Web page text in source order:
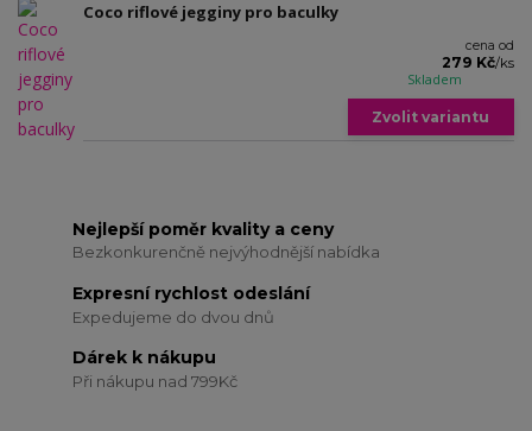
Coco riflové jegginy pro baculky
cena od
279 Kč/ks
Skladem
Zvolit variantu
Nejlepší poměr kvality a ceny
Bezkonkurenčně nejvýhodnější nabídka
Expresní rychlost odeslání
Expedujeme do dvou dnů
Dárek k nákupu
Při nákupu nad 799Kč